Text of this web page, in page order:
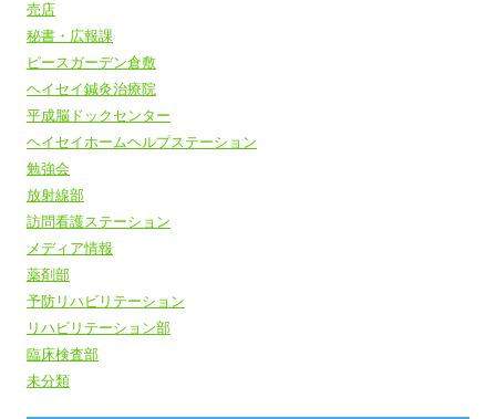
売店
秘書・広報課
ピースガーデン倉敷
ヘイセイ鍼灸治療院
平成脳ドックセンター
ヘイセイホームヘルプステーション
勉強会
放射線部
訪問看護ステーション
メディア情報
薬剤部
予防リハビリテーション
リハビリテーション部
臨床検査部
未分類